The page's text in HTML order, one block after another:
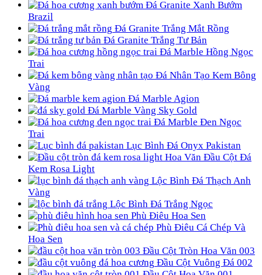
Đá Granite Xanh Bướm
Brazil
Đá Granite Trắng Mắt Rồng
Đá Granite Trắng Tư Bản
Đá Marble Hồng Ngọc
Trai
Đá Nhân Tạo Kem Bông
Vàng
Đá Marble Agion
Đá Marble Vàng Sky Gold
Đá Marble Đen Ngọc
Trai
Lục Bình Đá Onyx Pakistan
Hoa Văn Đầu Cột Đá
Kem Rosa Light
Lộc Bình Đá Thạch Anh
Vàng
Lộc Bình Đá Trắng Ngọc
Phù Điêu Hoa Sen
Phù Điêu Cá Chép Và
Hoa Sen
Đầu Cột Tròn Hoa Văn 003
Đầu Cột Vuông Đá 002